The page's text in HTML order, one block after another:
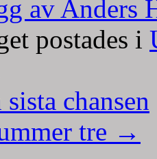
av Anders
postades i
chansen
tre →